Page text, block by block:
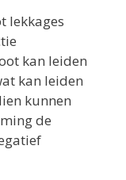
lekkages
kan leiden
kan leiden
kunnen
de